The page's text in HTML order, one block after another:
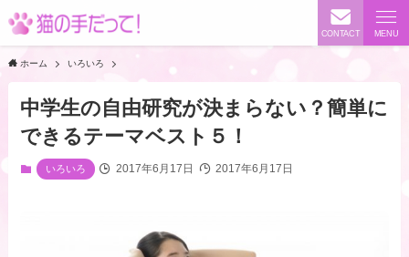
CONTACT MENU
ホーム いろいろ
中学生の自由研究が決まらない？簡単に
できるテーマベスト５！
いろいろ 2017年6月17日 2017年6月17日